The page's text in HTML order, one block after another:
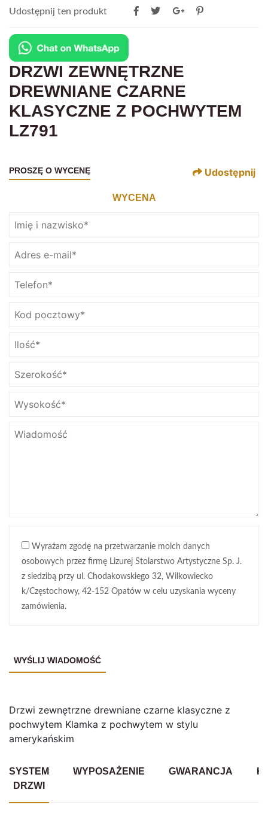
Udostępnij ten produkt
DRZWI ZEWNĘTRZNE
DREWNIANE CZARNE
KLASYCZNE Z POCHWYTEM
LZ791
PROSZĘ O WYCENĘ Udostępnij
WYCENA
Wyrażam zgodę na przetwarzanie moich danych
osobowych przez firmę Lizurej Stolarstwo Artystyczne Sp. J.
z siedzibą przy ul. Chodakowskiego 32, Wilkowiecko
k/Częstochowy, 42-152 Opatów w celu uzyskania wyceny
zamówienia.
Drzwi zewnętrzne drewniane czarne klasyczne z
pochwytem Klamka z pochwytem w stylu
amerykańskim
SYSTEM
DRZWI
WYPOSAŻENIE GWARANCJA